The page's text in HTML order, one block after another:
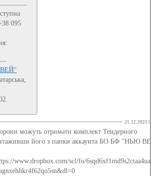
095
21.12.2023
можуть отримати комплект Тендерного
його з папки аккаунта БО БФ "НЬЮ
www.dropbox.com/scl/fo/